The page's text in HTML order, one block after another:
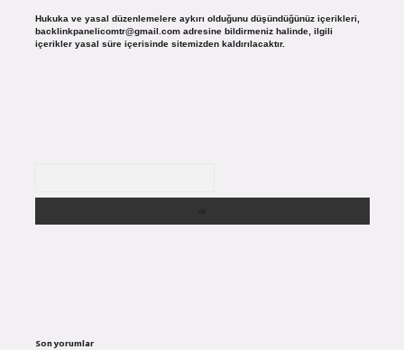
Hukuka ve yasal düzenlemelere aykırı olduğunu düşündüğünüz içerikleri,
backlinkpanelicomtr@gmail.comadresine bildirmeniz halinde, ilgili
içerikler yasal süre içerisinde sitemizden kaldırılacaktır.
Son yorumlar